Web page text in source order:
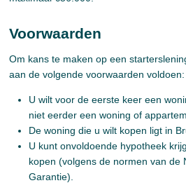
Voorwaarden
Om kans te maken op een
aan de volgende voorwaarden voldoen:
U wilt voor de eerste keer een
niet eerder een woning of
De woning die u wilt kopen ligt in
U kunt onvoldoende hypotheek
kopen (volgens de normen van de
Garantie).